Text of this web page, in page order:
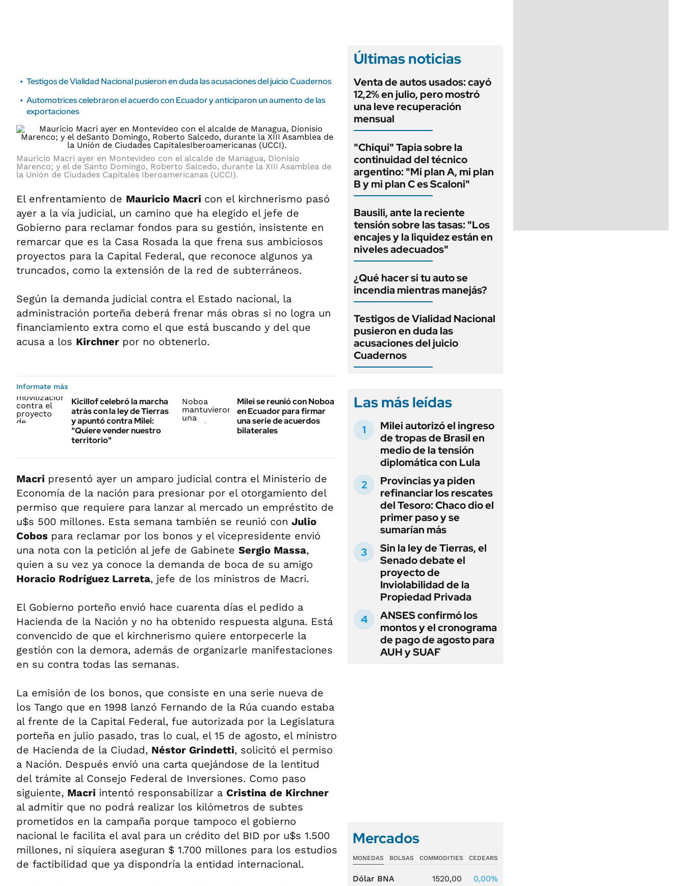
Testigos de Vialidad Nacional pusieron en duda las acusaciones del juicio Cuadernos
Automotrices celebraron el acuerdo con Ecuador y anticiparon un aumento de las
exportaciones
Mauricio Macri ayer en Montevideo con el alcalde de Managua, Dionisio
Marenco; y el de Santo Domingo, Roberto Salcedo, durante la XIII Asamblea de
la Unión de Ciudades Capitales Iberoamericanas (UCCI).
El enfrentamiento de Mauricio Macri con el kirchnerismo pasó
ayer a la vía judicial, un camino que ha elegido el jefe de
Gobierno para reclamar fondos para su gestión, insistente en
remarcar que es la Casa Rosada la que frena sus ambiciosos
proyectos para la Capital Federal, que reconoce algunos ya
truncados, como la extensión de la red de subterráneos.
Según la demanda judicial contra el Estado nacional, la
administración porteña deberá frenar más obras si no logra un
financiamiento extra como el que está buscando y del que
acusa a los Kirchner por no obtenerlo.
Informate más
Kicillof celebró la marcha
atrás con la ley de Tierras
y apuntó contra Milei:
"Quiere vender nuestro
territorio"
Milei se reunió con Noboa
en Ecuador para firmar
una serie de acuerdos
bilaterales
Macri presentó ayer un amparo judicial contra el Ministerio de
Economía de la nación para presionar por el otorgamiento del
permiso que requiere para lanzar al mercado un empréstito de
u$s 500 millones. Esta semana también se reunió con Julio
Cobos para reclamar por los bonos y el vicepresidente envió
una nota con la petición al jefe de Gabinete Sergio Massa,
quien a su vez ya conoce la demanda de boca de su amigo
Horacio Rodríguez Larreta, jefe de los ministros de Macri.
El Gobierno porteño envió hace cuarenta días el pedido a
Hacienda de la Nación y no ha obtenido respuesta alguna. Está
convencido de que el kirchnerismo quiere entorpecerle la
gestión con la demora, además de organizarle manifestaciones
en su contra todas las semanas.
La emisión de los bonos, que consiste en una serie nueva de
los Tango que en 1998 lanzó Fernando de la Rúa cuando estaba
al frente de la Capital Federal, fue autorizada por la Legislatura
porteña en julio pasado, tras lo cual, el 15 de agosto, el ministro
de Hacienda de la Ciudad, Néstor Grindetti, solicitó el permiso
a Nación. Después envió una carta quejándose de la lentitud
del trámite al Consejo Federal de Inversiones. Como paso
siguiente, Macri intentó responsabilizar a Cristina de Kirchner
al admitir que no podrá realizar los kilómetros de subtes
prometidos en la campaña porque tampoco el gobierno
nacional le facilita el aval para un crédito del BID por u$s 1.500
millones, ni siquiera aseguran $ 1.700 millones para los estudios
de factibilidad que ya dispondría la entidad internacional.
Últimas noticias
Venta de autos usados: cayó
12,2% en julio, pero mostró
una leve recuperación
mensual
"Chiqui" Tapia sobre la
continuidad del técnico
argentino: "Mi plan A, mi plan
B y mi plan C es Scaloni"
Bausili, ante la reciente
tensión sobre las tasas: "Los
encajes y la liquidez están en
niveles adecuados"
¿Qué hacer si tu auto se
incendia mientras manejás?
Testigos de Vialidad Nacional
pusieron en duda las
acusaciones del juicio
Cuadernos
Las más leídas
Milei autorizó el ingreso
de tropas de Brasil en
medio de la tensión
diplomática con Lula
Provincias ya piden
refinanciar los rescates
del Tesoro: Chaco dio el
primer paso y se
sumarían más
Sin la ley de Tierras, el
Senado debate el
proyecto de
Inviolabilidad de la
Propiedad Privada
ANSES confirmó los
montos y el cronograma
de pago de agosto para
AUH y SUAF
Mercados
MONEDAS BOLSAS COMMODITIES CEDEARS
Dólar BNA 1520,00
0,00%